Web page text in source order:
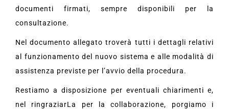
documenti firmati, sempre disponibili per la
consultazione.
Nel documento allegato troverà tutti i dettagli relativi
al funzionamento del nuovo sistema e alle modalità di
assistenza previste per l’avvio della procedura.
Restiamo a disposizione per eventuali chiarimenti e,
nel ringraziarLa per la collaborazione, porgiamo i